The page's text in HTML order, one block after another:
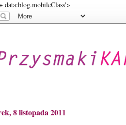
data:blog.mobileClass'>
8 listopada 2011